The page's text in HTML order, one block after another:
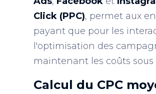
Click (PPC), permet aux
payant que pour les
l'optimisation des
maintenant les coûts sous
Calcul du CPC